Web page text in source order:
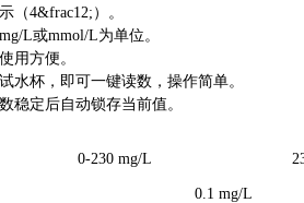
（4&frac12;）。
L或mmol/L为单位。
用方便。
水杯，即可一键读数，操作简单。
稳定后自动锁存当前值。
0-230 mg/L
0.1 mg/L